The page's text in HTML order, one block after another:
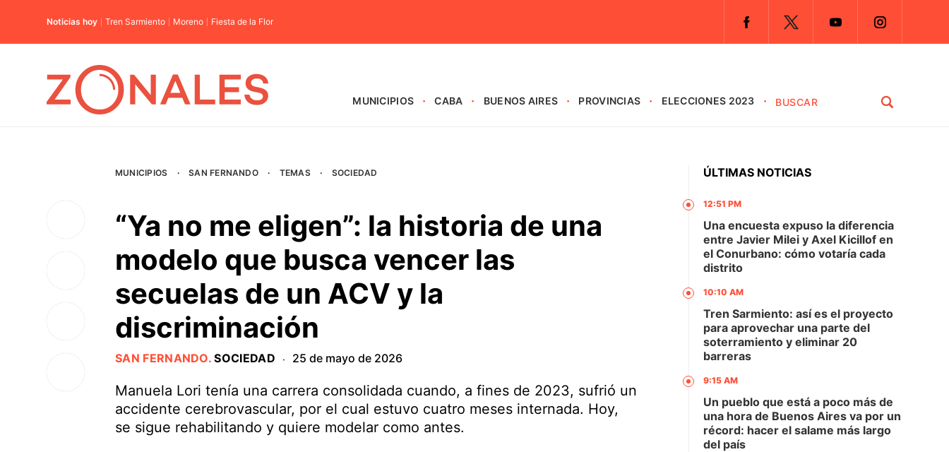
Noticias hoy Tren Sarmiento Moreno Fiesta de la Flor
MUNICIPIOS CABA BUENOS AIRES PROVINCIAS ELECCIONES 2023
MUNICIPIOS · SAN FERNANDO · TEMAS · SOCIEDAD
“Ya no me eligen”: la historia de una
modelo que busca vencer las
secuelas de un ACV y la
discriminación
SAN FERNANDO.SOCIEDAD · 25 de mayo de 2026
Manuela Lori tenía una carrera consolidada cuando, a fines de 2023, sufrió un
accidente cerebrovascular, por el cual estuvo cuatro meses internada. Hoy,
se sigue rehabilitando y quiere modelar como antes.
ÚLTIMAS NOTICIAS
12:51 PM
Una encuesta expuso la diferencia
entre Javier Milei y Axel Kicillof en
el Conurbano: cómo votaría cada
distrito
10:10 AM
Tren Sarmiento: así es el proyecto
para aprovechar una parte del
soterramiento y eliminar 20
barreras
9:15 AM
Un pueblo que está a poco más de
una hora de Buenos Aires va por un
récord: hacer el salame más largo
del país